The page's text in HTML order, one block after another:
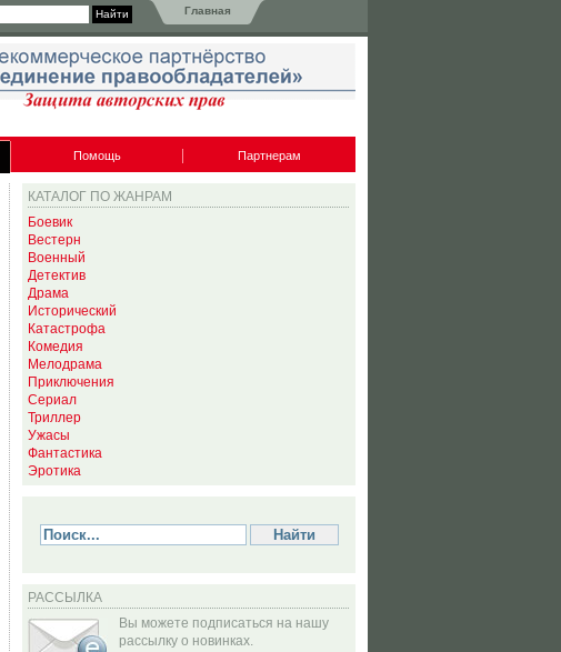
Главная
Помощь Партнерам
КАТАЛОГ ПО ЖАНРАМ
Боевик
Вестерн
Военный
Детектив
Драма
Исторический
Катастрофа
Комедия
Мелодрама
Приключения
Сериал
Триллер
Ужасы
Фантастика
Эротика
РАССЫЛКА
Вы можете подписаться на нашу
рассылку о новинках.